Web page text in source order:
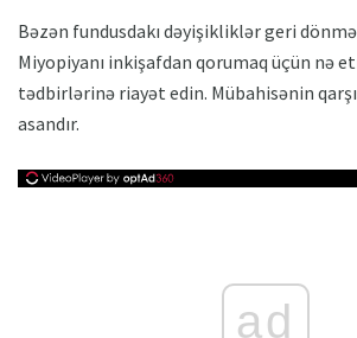
Bəzən fundusdakı dəyişikliklər geri
Miyopiyanı inkişafdan qorumaq üçün nə
tədbirlərinə riayət edin. Mübahisənin
asandır.
ad